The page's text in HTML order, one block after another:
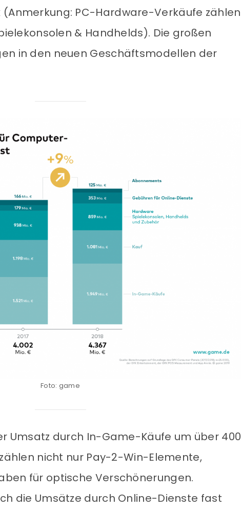
PC-Hardware-Verkäufe zählen
& Handhelds). Die großen
in den neuen Geschäftsmodellen der
Foto: game
Umsatz durch In-Game-Käufe um über 400
nicht nur Pay-2-Win-Elemente,
für optische Verschönerungen.
die Umsätze durch Online-Dienste fast